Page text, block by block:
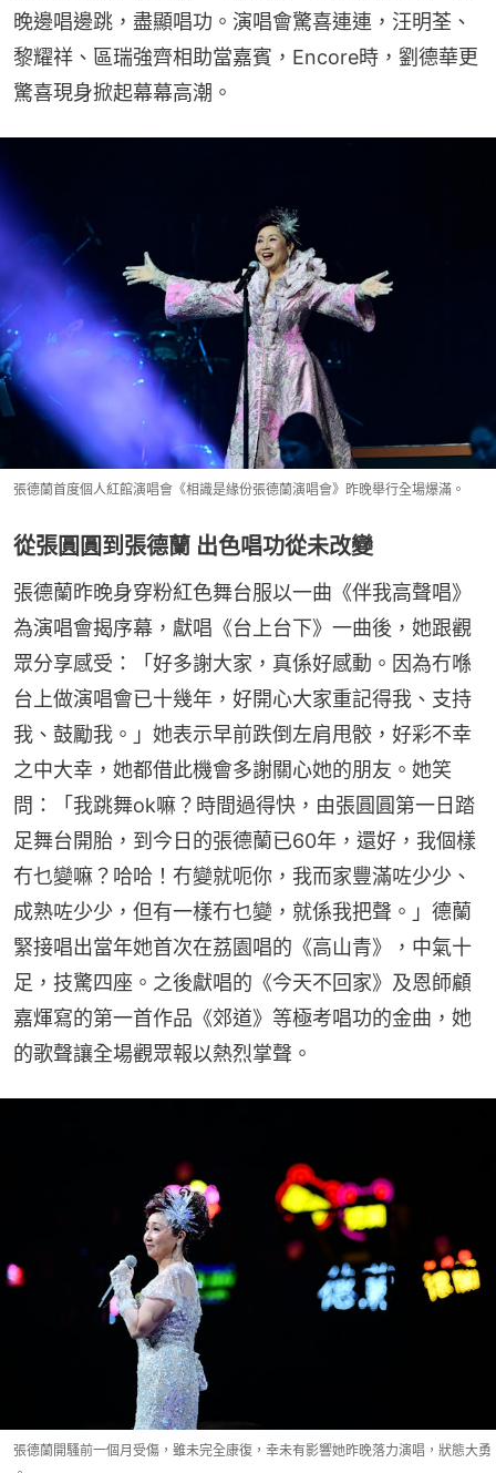
晚邊唱邊跳，盡顯唱功。演唱會驚喜連連，汪明荃、
黎耀祥、區瑞強齊相助當嘉賓，Encore時，劉德華更
驚喜現身掀起幕幕高潮。
張德蘭首度個人紅館演唱會《相識是緣份張德蘭演唱會》昨晚舉行全場爆滿。
從張圓圓到張德蘭 出色唱功從未改變
張德蘭昨晚身穿粉紅色舞台服以一曲《伴我高聲唱》
為演唱會揭序幕，獻唱《台上台下》一曲後，她跟觀
眾分享感受：「好多謝大家，真係好感動。因為冇喺
台上做演唱會已十幾年，好開心大家重記得我、支持
我、鼓勵我。」她表示早前跌倒左肩甩骹，好彩不幸
之中大幸，她都借此機會多謝關心她的朋友。她笑
問：「我跳舞ok嘛？時間過得快，由張圓圓第一日踏
足舞台開胎，到今日的張德蘭已60年，還好，我個樣
冇乜變嘛？哈哈！冇變就呃你，我而家豐滿咗少少、
成熟咗少少，但有一樣冇乜變，就係我把聲。」德蘭
緊接唱出當年她首次在荔園唱的《高山青》，中氣十
足，技驚四座。之後獻唱的《今天不回家》及恩師顧
嘉煇寫的第一首作品《郊道》等極考唱功的金曲，她
的歌聲讓全場觀眾報以熱烈掌聲。
張德蘭開騷前一個月受傷，雖未完全康復，幸未有影響她昨晚落力演唱，狀態大勇